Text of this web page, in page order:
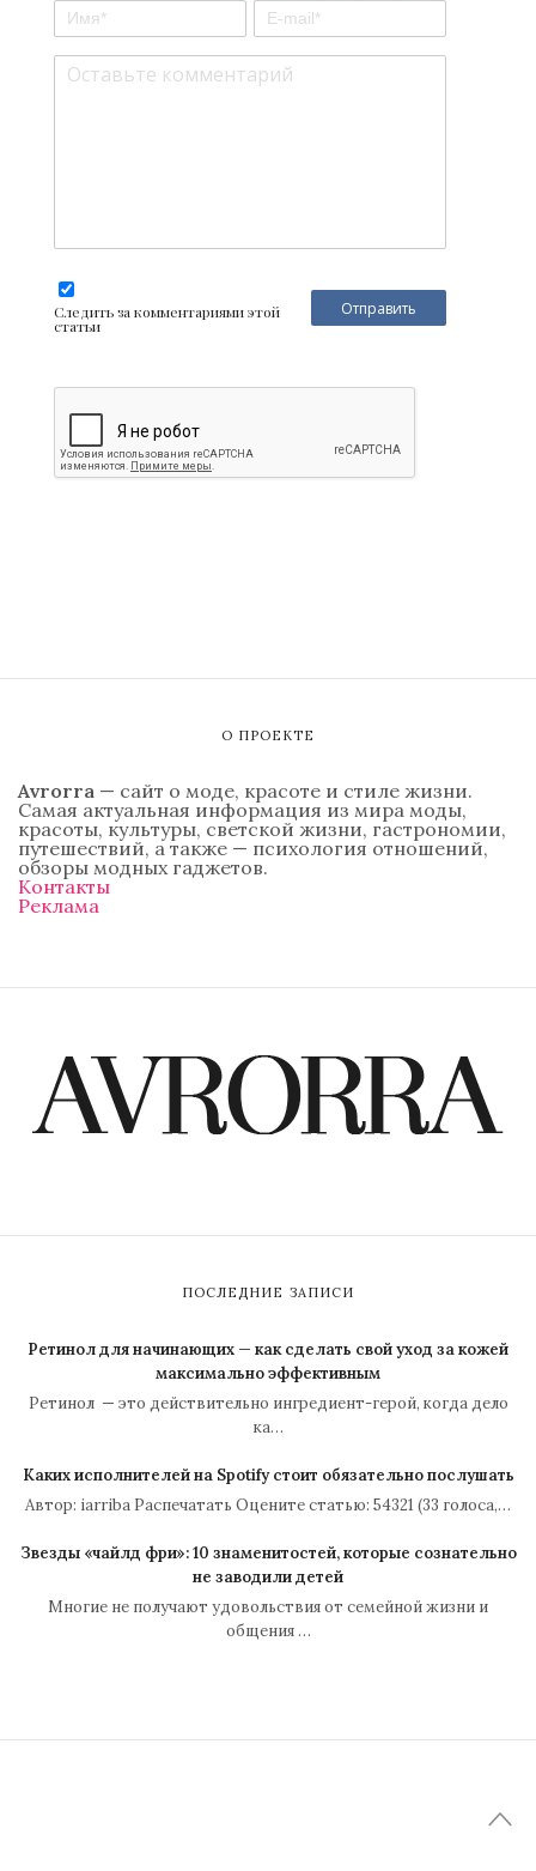
Следить за комментариями этой
статьи
О ПРОЕКТЕ
Avrorra — сайт о моде, красоте и стиле жизни.
Самая актуальная информация из мира моды,
красоты, культуры, светской жизни, гастрономии,
путешествий, а также — психология отношений,
обзоры модных гаджетов.
Контакты
Реклама
ПОСЛЕДНИЕ ЗАПИСИ
Ретинол для начинающих — как сделать свой уход за кожей
максимально эффективным
Ретинол — это действительно ингредиент-герой, когда дело
ка…
Каких исполнителей на Spotify стоит обязательно послушать
Автор: iarriba Распечатать Оцените статью: 54321 (33 голоса,…
Звезды «чайлд фри»: 10 знаменитостей, которые сознательно
не заводили детей
Многие не получают удовольствия от семейной жизни и
общения …